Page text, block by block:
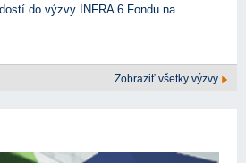
do výzvy INFRA 6 Fondu na
Zobraziť všetky výzvy